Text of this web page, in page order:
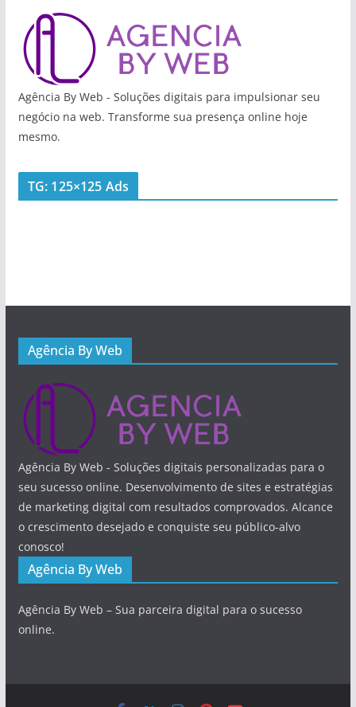
Agência By Web - Soluções digitais para impulsionar seu
negócio na web. Transforme sua presença online hoje
mesmo.
TG: 125×125 Ads
Agência By Web
Agência By Web - Soluções digitais personalizadas para o
seu sucesso online. Desenvolvimento de sites e estratégias
de marketing digital com resultados comprovados. Alcance
o crescimento desejado e conquiste seu público-alvo
conosco!
Agência By Web
Agência By Web – Sua parceira digital para o sucesso
online.